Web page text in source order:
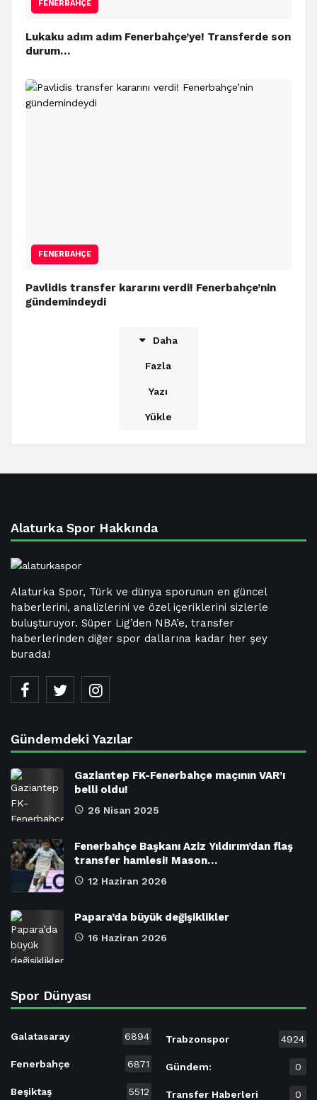
FENERBAHÇE
Lukaku adım adım Fenerbahçe’ye! Transferde son
durum…
FENERBAHÇE
Pavlidis transfer kararını verdi! Fenerbahçe’nin
gündemindeydi
Daha
Fazla
Yazı
Yükle
Alaturka Spor Hakkında
Alaturka Spor, Türk ve dünya sporunun en güncel
haberlerini, analizlerini ve özel içeriklerini sizlerle
buluşturuyor. Süper Lig’den NBA’e, transfer
haberlerinden diğer spor dallarına kadar her şey
burada!
Gündemdeki Yazılar
Gaziantep FK-Fenerbahçe maçının VAR’ı
belli oldu!
26 Nisan 2025
Fenerbahçe Başkanı Aziz Yıldırım’dan flaş
transfer hamlesi! Mason…
12 Haziran 2026
Papara’da büyük değişiklikler
16 Haziran 2026
Spor Dünyası
Galatasaray 6894
Fenerbahçe 6871
Beşiktaş 5512
Trabzonspor 4924
Gündem: 0
Transfer Haberleri 0